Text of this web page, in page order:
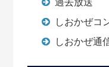
過去放送
しおかぜコ
しおかぜ通